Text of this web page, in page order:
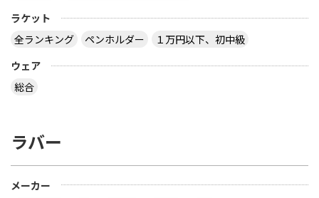
ラケット
全ランキング
ペンホルダー
１万円以下、初中級
ウェア
総合
ラバー
メーカー